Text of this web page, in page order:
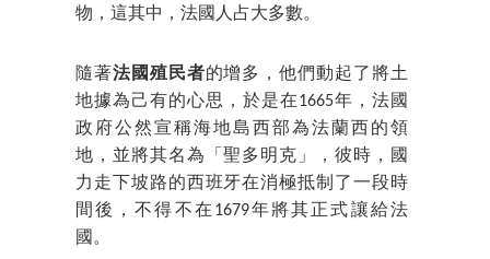
物，這其中，法國人占大多數。
隨著法國殖民者的增多，他們動起了將土
地據為己有的心思，於是在1665年，法國
政府公然宣稱海地島西部為法蘭西的領
地，並將其名為「聖多明克」，彼時，國
力走下坡路的西班牙在消極抵制了一段時
間後，不得不在1679年將其正式讓給法
國。